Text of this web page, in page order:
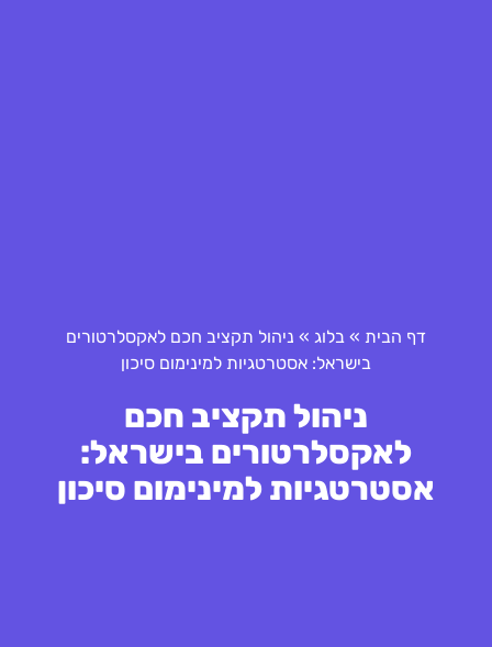
דף הבית » בלוג » ניהול תקציב חכם לאקסלרטורים
בישראל: אסטרטגיות למינימום סיכון
ניהול תקציב חכם
לאקסלרטורים בישראל:
אסטרטגיות למינימום סיכון